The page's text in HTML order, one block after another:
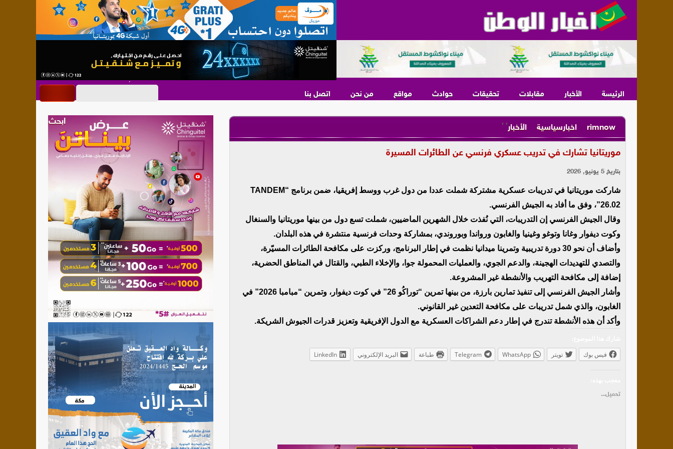
الرئيسة الأخبار مقابلات تحقيقات حوادث مواقع من نحن اتصل بنا
rimnow
,
اخبارسياسية
,
الأخبار
موريتانيا تشارك في تدريب عسكري فرنسي عن الطائرات المسيرة
بتاريخ 5 يونيو, 2026
شاركت موريتانيا في تدريبات عسكرية مشتركة شملت عددا من دول غرب ووسط إفريقيا، ضمن برنامج “TANDEM
26.02”، وفق ما أفاد به الجيش الفرنسي.
وقال الجيش الفرنسي إن التدريبات، التي نُفذت خلال الشهرين الماضيين، شملت تسع دول من بينها موريتانيا والسنغال
وكوت ديفوار وغانا وتوغو وغينيا والغابون ورواندا وبوروندي، بمشاركة وحدات فرنسية منتشرة في هذه البلدان.
وأضاف أن نحو 30 دورة تدريبية وتمرينا ميدانيا نظمت في إطار البرنامج، وركزت على مكافحة الطائرات المسيّرة،
والتصدي للتهديدات الهجينة، والدعم الجوي، والعمليات المحمولة جوا، والإخلاء الطبي، والقتال في المناطق الحضرية،
إضافة إلى مكافحة التهريب والأنشطة غير المشروعة.
وأشار الجيش الفرنسي إلى تنفيذ تمارين بارزة، من بينها تمرين “توراكُو 26” في كوت ديفوار، وتمرين “مبامبا 2026” في
الغابون، والذي شمل تدريبات على مكافحة التعدين غير القانوني.
وأكد أن هذه الأنشطة تندرج في إطار دعم الشراكات العسكرية مع الدول الإفريقية وتعزيز قدرات الجيوش الشريكة.
فيس بوك تويتر WhatsApp
Telegram طباعة البريد الإلكتروني LinkedIn
تحميل...